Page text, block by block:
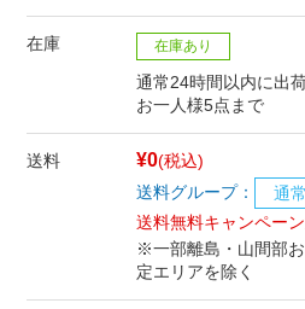
在庫 在庫あり
通常24時間以内に出
お一人様5点まで
送料 ¥0(税込)
送料グループ：
通
送料無料キャンペー
※一部離島・山間部
定エリアを除く